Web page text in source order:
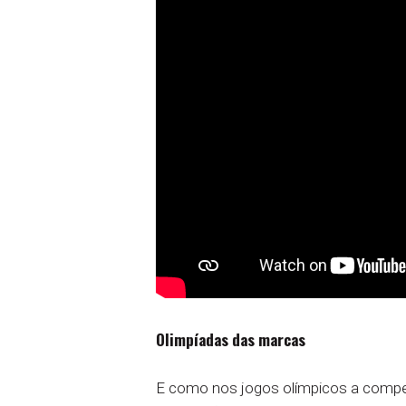
Olimpíadas das marcas
E como nos jogos olímpicos a